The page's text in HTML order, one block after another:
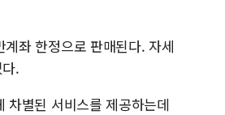
좌 한정으로 판매된다. 자세
.
차별된 서비스를 제공하는데